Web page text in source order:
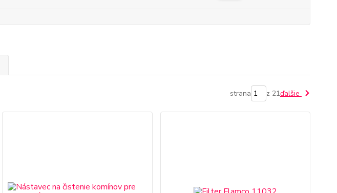
strana z 21ďalšie